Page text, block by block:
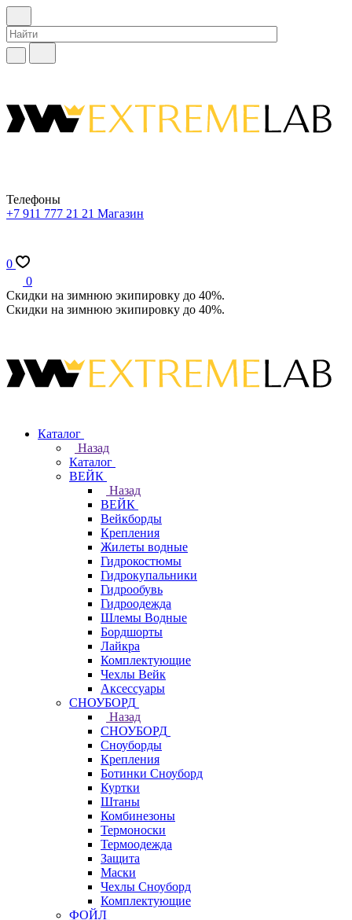
Телефоны
+7 911 777 21 21 Магазин
0
0
Скидки на зимнюю экипировку до 40%.
Скидки на зимнюю экипировку до 40%.
Каталог
Назад
Каталог
ВЕЙК
Назад
ВЕЙК
Вейкборды
Крепления
Жилеты водные
Гидрокостюмы
Гидрокупальники
Гидрообувь
Гидроодежда
Шлемы Водные
Бордшорты
Лайкра
Комплектующие
Чехлы Вейк
Аксессуары
СНОУБОРД
Назад
СНОУБОРД
Сноуборды
Крепления
Ботинки Сноуборд
Куртки
Штаны
Комбинезоны
Термоноски
Термоодежда
Защита
Маски
Чехлы Сноуборд
Комплектующие
ФОЙЛ